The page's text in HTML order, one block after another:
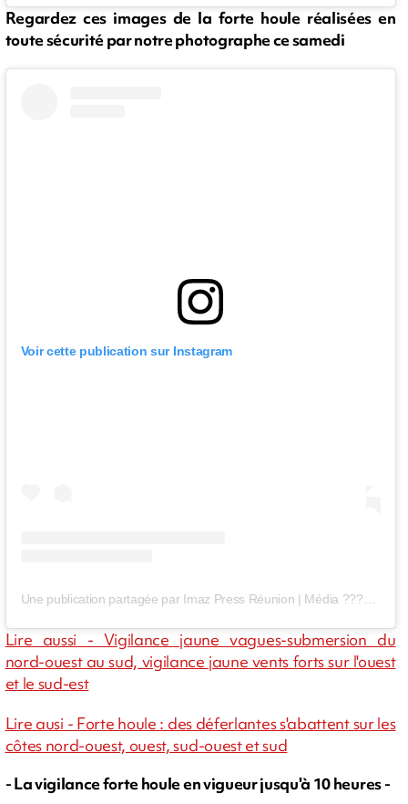
Regardez ces images de la forte houle réalisées en
toute sécurité par notre photographe ce samedi
Voir cette publication sur Instagram
Lire aussi - Vigilance jaune vagues-submersion du
nord-ouest au sud, vigilance jaune vents forts sur l'ouest
et le sud-est
Lire ausi - Forte houle : des déferlantes s'abattent sur les
côtes nord-ouest, ouest, sud-ouest et sud
- La vigilance forte houle en vigueur jusqu'à 10 heures -